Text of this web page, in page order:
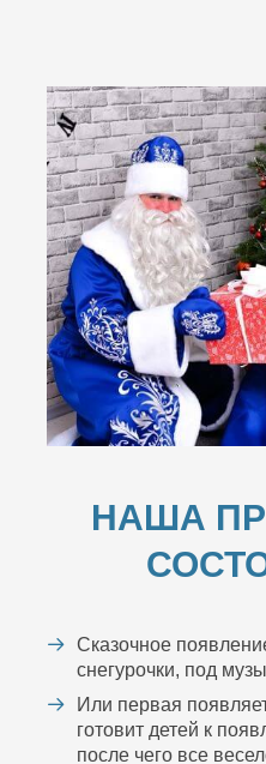
НАША
Сказочное
снегурочки, под
Или первая
готовит детей к
после чего все